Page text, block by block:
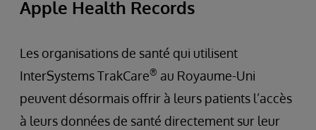
Apple Health Records
Les organisations de santé qui utilisent
InterSystems TrakCare® au Royaume-Uni
peuvent désormais offrir à leurs patients l’accès
à leurs données de santé directement sur leur